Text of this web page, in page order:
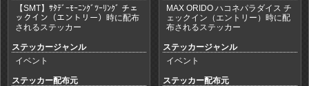
【SMT】ｻﾀﾃﾞｰﾓｰﾆﾝｸﾞﾂｰﾘﾝｸﾞ チェ
ックイン（エントリー）時に配布
されるステッカー
ステッカージャンル
イベント
ステッカー配布元
MAX ORIDO ハコネパラダイス チ
ェックイン（エントリー）時に配
布されるステッカー
ステッカージャンル
イベント
ステッカー配布元